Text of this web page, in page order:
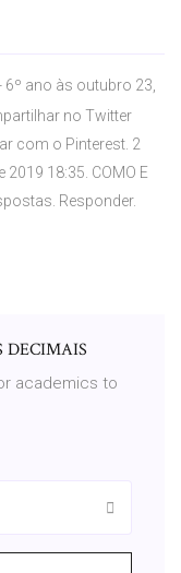
ano às outubro 23,
no Twitter
com o Pinterest. 2
18:35. COMO E
Responder.
DECIMAIS
academics to